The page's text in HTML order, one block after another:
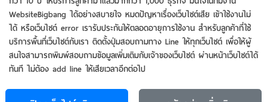
WebsiteBigbang ได้อย่างสบายใจ หมดปัญหาเรื่องเว็บไซต์เสีย เข้าใช้งานไม่
ได้ หรือเว็บไซต์ error เรารับประกันให้ตลอดอายุการใช้งาน สำหรับลูกค้าที่ใช้
บริการพื้นที่เว็บไซต์กับเรา ติดตั้งปุ่มสอบถามทาง Line ให้ทุกเว็บไซต์ เพื่อให้ผู้
สนใจสามารถพิมพ์สอบถามข้อมูลเพิ่มเติมกับเจ้าของเว็บไซต์ ผ่านหน้าเว็บไซต์ได้
ทันที ไม่ต้อง add line ให้เสียเวลาอีกต่อไป